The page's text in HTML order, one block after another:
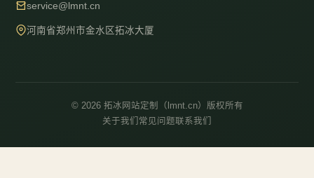
service@lmnt.cn
河南省郑州市金水区拓冰大厦
© 2026 拓冰网站定制（lmnt.cn）版权所有
关于我们 常见问题联系我们